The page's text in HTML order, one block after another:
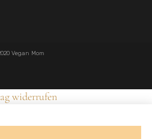
Vegan Mom
widerrufen